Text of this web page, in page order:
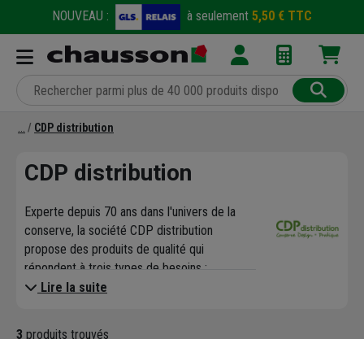
NOUVEAU : à seulement 5,50 € TTC
CDP distribution
CDP distribution
Experte depuis 70 ans dans l'univers de la
conserve, la société CDP distribution
propose des produits de qualité qui
répondent à trois types de besoins :
conserver, cuisiner, transformer. Spécialiste
Lire la suite
3 produits trouvés